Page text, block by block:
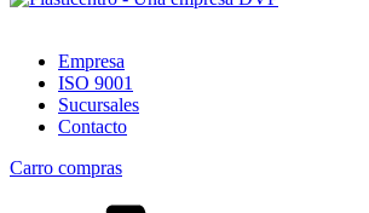
Empresa
ISO 9001
Sucursales
Contacto
Carro compras